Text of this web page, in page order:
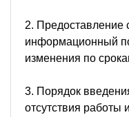
2. Предоставление
информационный
изменения по
3. Порядок
отсутствия работы